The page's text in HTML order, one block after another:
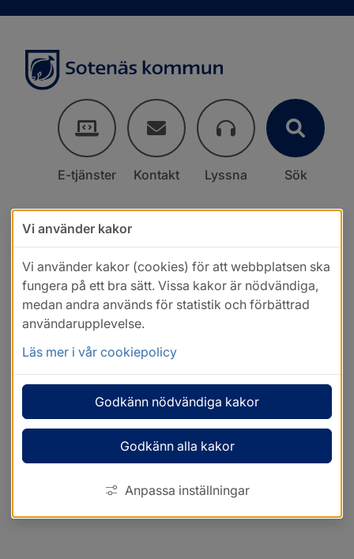
E-tjänster Kontakt Lyssna Sök
Vi använder kakor
Vi använder kakor (cookies) för att webbplatsen ska
fungera på ett bra sätt. Vissa kakor är nödvändiga,
medan andra används för statistik och förbättrad
användarupplevelse.
Läs mer i vår cookiepolicy
Godkänn nödvändiga kakor
Godkänn alla kakor
Anpassa inställningar